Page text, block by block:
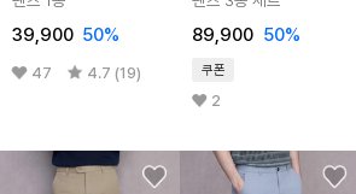
39,900 50%
47 4.7 (19)
89,900 50%
쿠폰
2